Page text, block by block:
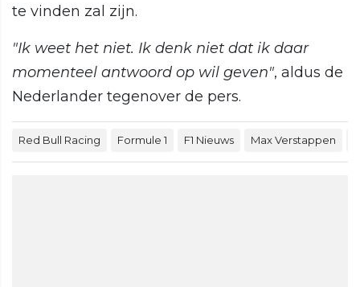
te vinden zal zijn.
"Ik weet het niet. Ik denk niet dat ik daar
momenteel antwoord op wil geven", aldus de
Nederlander tegenover de pers.
Red Bull Racing Formule 1 F1 Nieuws Max Verstappen